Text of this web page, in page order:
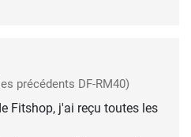
précédents DF-RM40)
Fitshop, j'ai reçu toutes les